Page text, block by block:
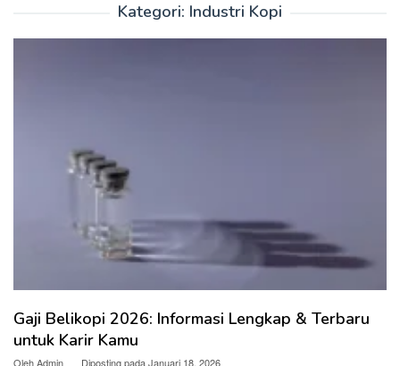
Kategori: Industri Kopi
Gaji Belikopi 2026: Informasi Lengkap & Terbaru
untuk Karir Kamu
OlehAdmin Diposting padaJanuari 18, 2026